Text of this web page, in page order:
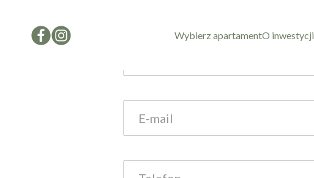
Wybierz apartamentO inwestycji